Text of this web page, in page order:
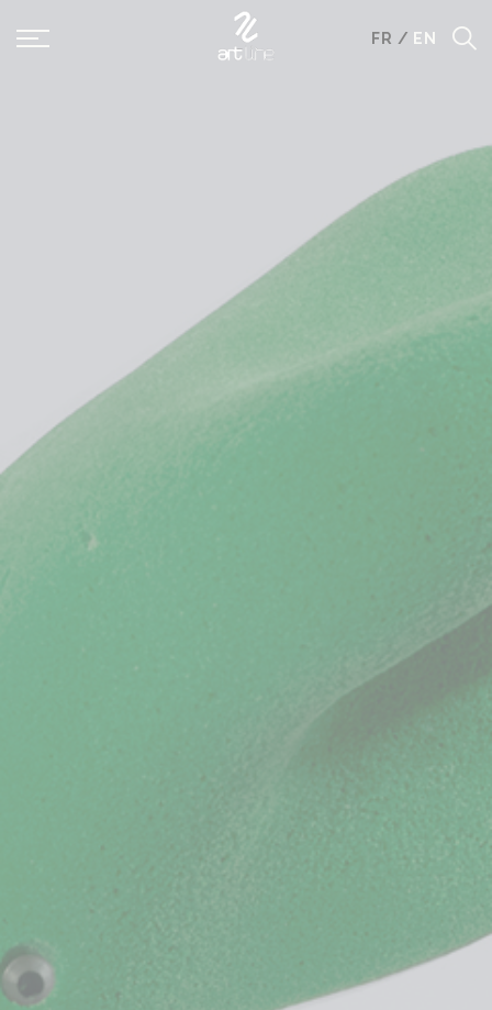
FR / EN
Panneau de gestion des cookies